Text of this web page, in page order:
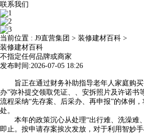
联系我们
当前位置 : J9直营集团 > 装修建材百科 >
装修建材百科
不指定任何品牌或商家
发布时间:2026-07-05 18:26
旨正在通过财务补助指导老年人家庭购买
办”弥补提交领取凭证、、安拆照片及许诺书
流程采纳“先存案、后采办、再申报”的体例
处。
本年的政策沉心从处理“出行难、洗澡难
即止。按申请存案挨次发放，对于利用智妙